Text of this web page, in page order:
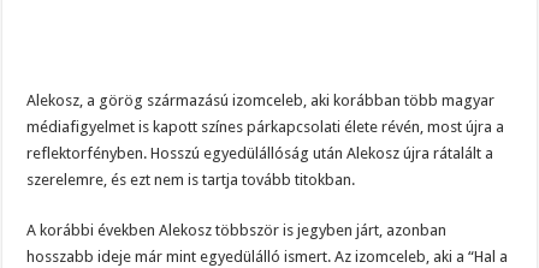
Alekosz, a görög származású izomceleb, aki korábban több magyar
médiafigyelmet is kapott színes párkapcsolati élete révén, most újra a
reflektorfényben. Hosszú egyedülállóság után Alekosz újra rátalált a
szerelemre, és ezt nem is tartja tovább titokban.
A korábbi években Alekosz többször is jegyben járt, azonban
hosszabb ideje már mint egyedülálló ismert. Az izomceleb, aki a “Hal a